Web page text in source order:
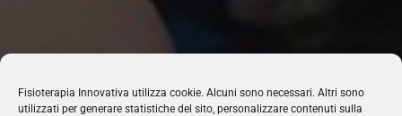
Fisioterapia Innovativa utilizza cookie. Alcuni sono necessari. Altri sono
utilizzati per generare statistiche del sito, personalizzare contenuti sulla